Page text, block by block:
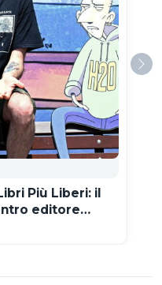
Più Liberi: il
editore